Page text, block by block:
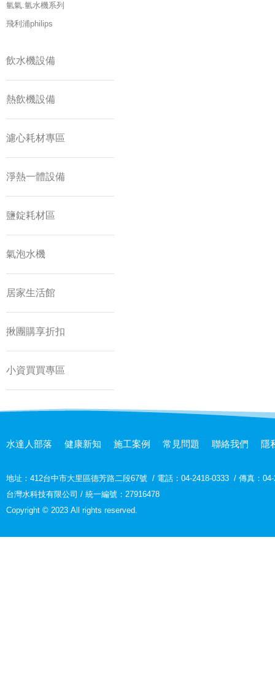
氫氣.氫水機系列
飛利浦philips
飲水機設備
熱飲機設備
濾心耗材專區
淨熱一體設備
鹽錠耗材區
氣泡水機
居家生活館
揪團購享折扣
小資買買專區
水達人部落 健康新知 施工案例 常見問題 聯絡我們 隱
地址： 412台中市大里區德芳路二段67號 / 電話：04-2418-0333 / 傳真：
台灣水科技有限公司 / 統一編號：27916478
Copyright © 2023 All rights reserved.